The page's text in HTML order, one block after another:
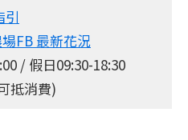
引
FB 最新花況
/ 假日09:30-18:30
抵消費)